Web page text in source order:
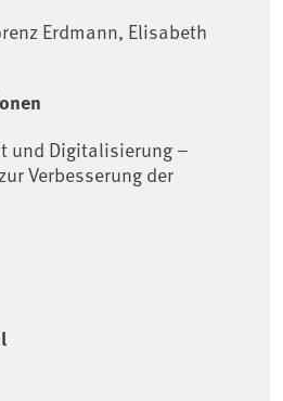
Erdmann, Elisabeth
und Digitalisierung –
Verbesserung der